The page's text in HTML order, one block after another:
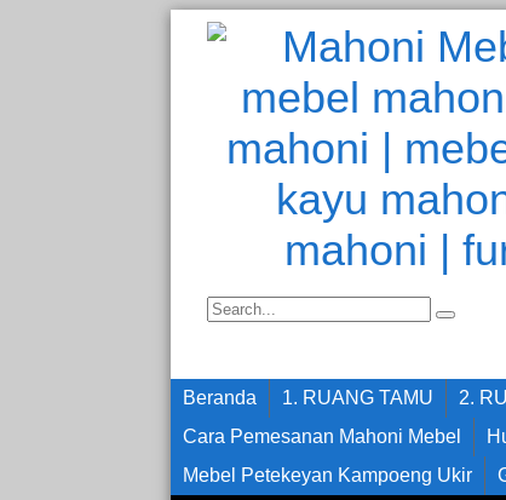
Beranda 1. RUANG TAMU 2.
Cara Pemesanan Mahoni Mebel
Mebel Petekeyan Kampoeng Ukir